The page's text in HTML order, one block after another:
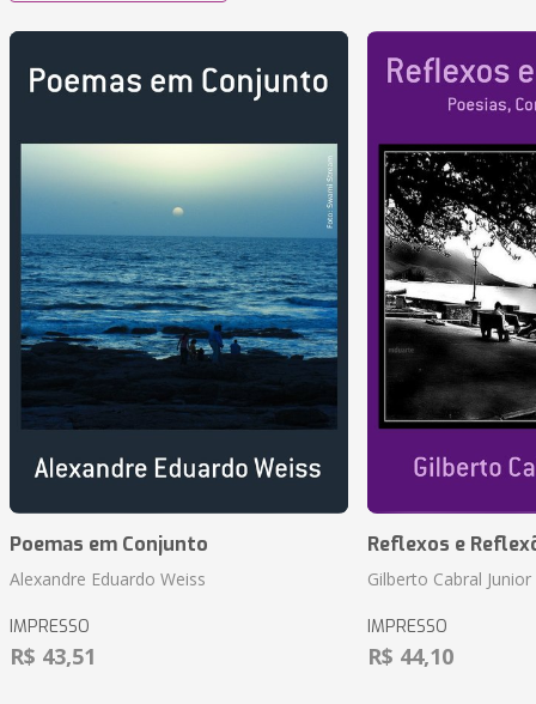
Poemas em Conjunto
Alexandre Eduardo Weiss
IMPRESSO
R$ 43,51
Reflexos e
Gilberto Cabral Junior
IMPRESSO
R$ 44,10